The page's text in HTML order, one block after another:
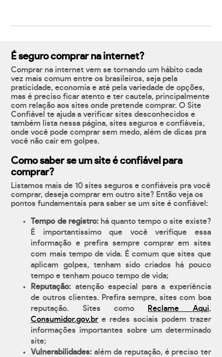
É seguro comprar na internet?
Comprar na internet vem se tornando um hábito cada
vez mais comum entre os brasileiros, seja pela
praticidade, economia e até pela variedade de opções,
mas é preciso ficar atento e ter cautela, principalmente
com relação aos sites onde pretende comprar. O Site
Confiável te ajuda a verificar sites desconhecidos e
também lista nessa página, sites seguros e confiáveis,
onde você pode comprar sem medo, além de dicas pra
você não cair em golpes.
Como saber se um site é confiável para
comprar?
Listamos mais de 10 sites seguros e confiáveis pra você
comprar, deseja comprar em outro site? Então veja os
pontos fundamentais para saber se um site é confiável:
Tempo de registro:há quanto tempo o site existe?
É importantíssimo que você verifique essa
informação e prefira sempre comprar em sites
com mais tempo de vida. É comum que sites que
aplicam golpes, tenham sido criados há pouco
tempo e tenham pouco tempo de vida;
Reputação: atenção especial para a experiência
de outros clientes. Prefira sempre, sites com boa
reputação. Sites como
Reclame Aqui,
Consumidor.gov.br e redes sociais podem trazer
informações importantes sobre um determinado
site;
Vulnerabilidades: além da reputação, é preciso ter